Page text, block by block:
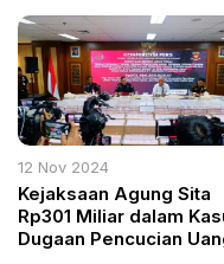
12 Nov 2024
Kejaksaan Agung Sita
Rp301 Miliar dalam
Dugaan Pencucian